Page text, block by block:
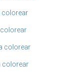
colorear
colorear
colorear